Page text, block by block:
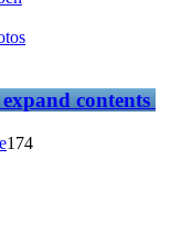
contents
174